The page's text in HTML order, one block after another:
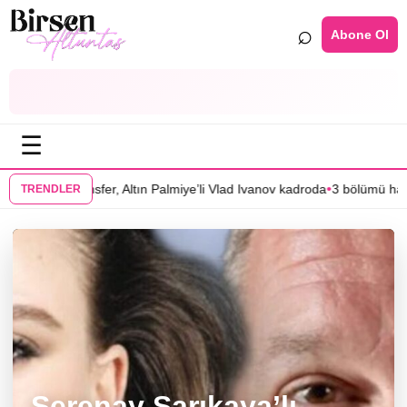
⌕ Abone Ol
☰
TRENDLER
transfer, Altın Palmiye’li Vlad Ivanov kadroda•3 bölümü hazır olan